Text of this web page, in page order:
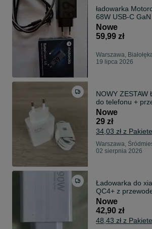
ładowarka
68W USB-C
oryginalna
Nowe
59,99 zł
Warszawa,
19 lipca 2026
NOWY ZESTAW
do telefonu +
Nowe
29 zł
34,03 zł z
Warszawa,
02 sierpnia 2026
Ładowarka do
QC4+ z
Nowe
42,90 zł
48,43 zł z